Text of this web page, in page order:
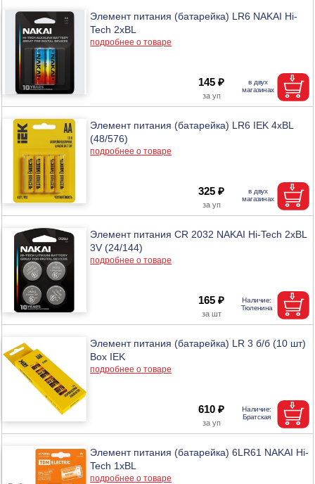
Элемент питания (батарейка) LR6 NAKAI Hi-
Tech 2xBL
подробнее о товаре
145 ₽
Элемент питания (батарейка) LR6 IEK 4хBL
(48/576)
подробнее о товаре
325 ₽
Элемент питания CR 2032 NAKAI Hi-Tech 2xBL
3V (24/144)
подробнее о товаре
165 ₽
Элемент питания (батарейка) LR 3 б/б (10 шт)
Box IEK
подробнее о товаре
610 ₽
Элемент питания (батарейка) 6LR61 NAKAI Hi-
Tech 1xBL
подробнее о товаре